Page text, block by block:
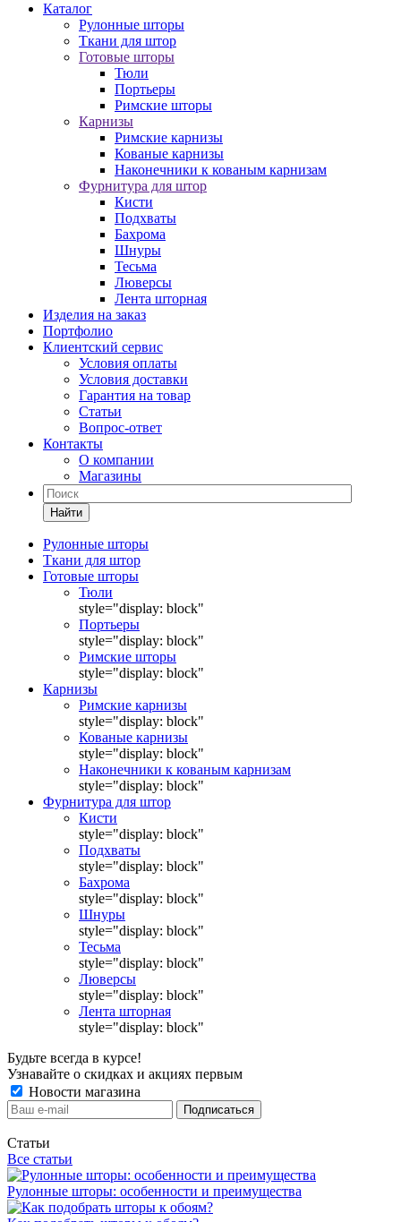
Каталог
Рулонные шторы
Ткани для штор
Готовые шторы
Тюли
Портьеры
Римские шторы
Карнизы
Римские карнизы
Кованые карнизы
Наконечники к кованым карнизам
Фурнитура для штор
Кисти
Подхваты
Бахрома
Шнуры
Тесьма
Люверсы
Лента шторная
Изделия на заказ
Портфолио
Клиентский сервис
Условия оплаты
Условия доставки
Гарантия на товар
Статьи
Вопрос-ответ
Контакты
О компании
Магазины
Найти
Рулонные шторы
Ткани для штор
Готовые шторы
Тюли
style="display: block"
Портьеры
style="display: block"
Римские шторы
style="display: block"
Карнизы
Римские карнизы
style="display: block"
Кованые карнизы
style="display: block"
Наконечники к кованым карнизам
style="display: block"
Фурнитура для штор
Кисти
style="display: block"
Подхваты
style="display: block"
Бахрома
style="display: block"
Шнуры
style="display: block"
Тесьма
style="display: block"
Люверсы
style="display: block"
Лента шторная
style="display: block"
Будьте всегда в курсе!
Узнавайте о скидках и акциях первым
Новости магазина
Статьи
Все статьи
Рулонные шторы: особенности и преимущества